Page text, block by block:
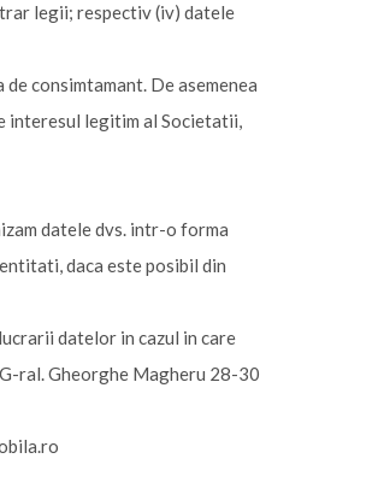
legii; respectiv (iv) datele
consimtamant. De asemenea
interesul legitim al Societatii,
datele dvs. intr-o forma
daca este posibil din
datelor in cazul in care
ral. Gheorghe Magheru 28-30